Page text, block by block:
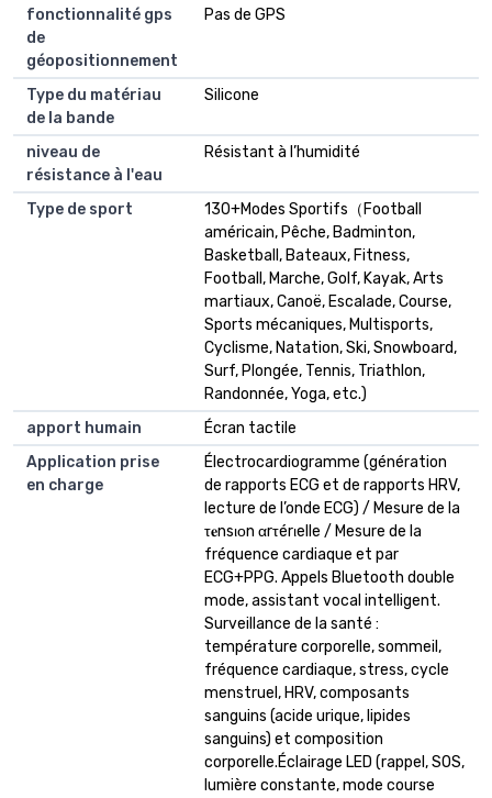
fonctionnalité gps
de
géopositionnement
Pas de GPS
Type du matériau
de la bande
Silicone
niveau de
résistance à l'eau
Résistant à l’humidité
Type de sport
130+Modes Sportifs（Football
américain, Pêche, Badminton,
Basketball, Bateaux, Fitness,
Football, Marche, Golf, Kayak, Arts
martiaux, Canoë, Escalade, Course,
Sports mécaniques, Multisports,
Cyclisme, Natation, Ski, Snowboard,
Surf, Plongée, Tennis, Triathlon,
Randonnée, Yoga, etc.)
apport humain
Écran tactile
Application prise
en charge
Électrocardiogramme (génération
de rapports ECG et de rapports HRV,
lecture de l’onde ECG) / Mesure de la
τ𝐞nsιοn αrτérιelle / Mesure de la
fréquence cardiaque et par
ECG+PPG. Appels Bluetooth double
mode, assistant vocal intelligent.
Surveillance de la santé :
température corporelle, sommeil,
fréquence cardiaque, stress, cycle
menstruel, HRV, composants
sanguins (acide urique, lipides
sanguins) et composition
corporelle.Éclairage LED (rappel, SOS,
lumière constante, mode course